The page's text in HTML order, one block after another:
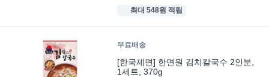
최대 548원 적립
무료배송
[한국제면] 한면원 김치칼국수 2인분,
1세트, 370g